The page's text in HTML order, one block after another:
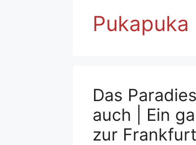
Pukapuka
Das
auch | Ein
zur